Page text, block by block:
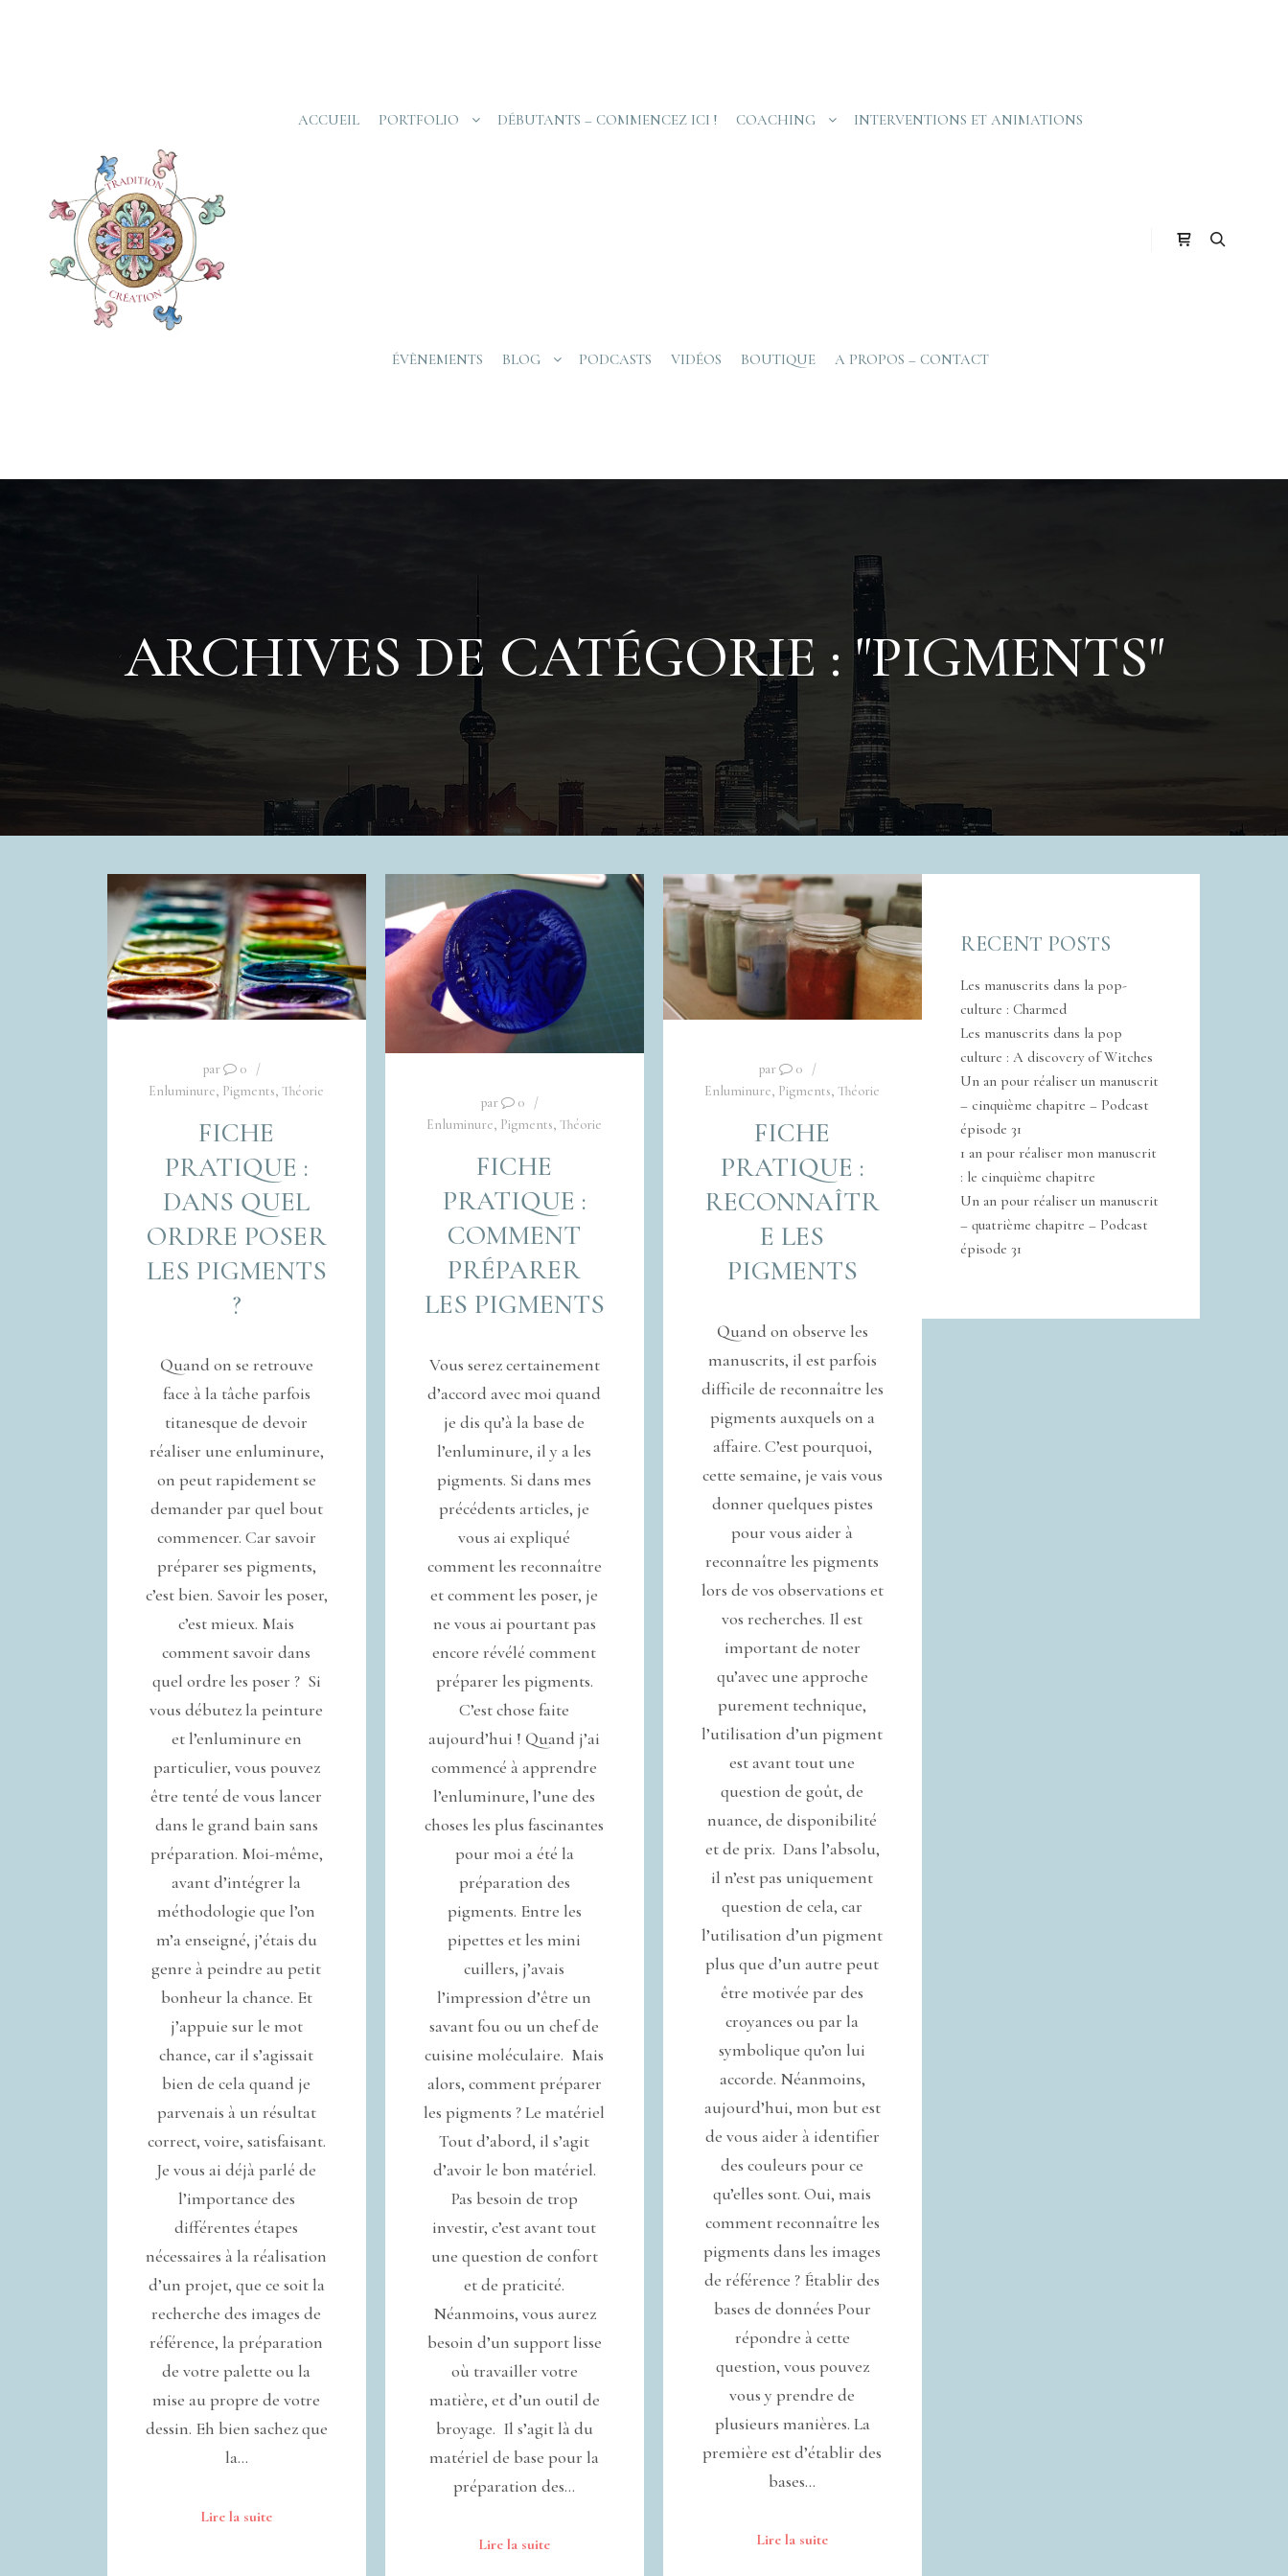
ACCUEIL PORTFOLIO DÉBUTANTS – COMMENCEZ ICI ! COACHING INTERVENTIONS ET ANIMATIONS
ÉVÈNEMENTS BLOG PODCASTS VIDÉOS BOUTIQUE A PROPOS – CONTACT
ARCHIVES DE CATÉGORIE : "PIGMENTS"
par
0
Enluminure, Pigments,Théorie
FICHE
PRATIQUE :
DANS QUEL
ORDRE POSER
LES PIGMENTS
?
Quand on se retrouve
face à la tâche parfois
titanesque de devoir
réaliser une enluminure,
on peut rapidement se
demander par quel bout
commencer. Car savoir
préparer ses pigments,
c’est bien. Savoir les poser,
c’est mieux. Mais
comment savoir dans
quel ordre les poser ? Si
vous débutez la peinture
et l’enluminure en
particulier, vous pouvez
être tenté de vous lancer
dans le grand bain sans
préparation. Moi-même,
avant d’intégrer la
méthodologie que l’on
m’a enseigné, j’étais du
genre à peindre au petit
bonheur la chance. Et
j’appuie sur le mot
chance, car il s’agissait
bien de cela quand je
parvenais à un résultat
correct, voire, satisfaisant.
Je vous ai déjà parlé de
l’importance des
différentes étapes
nécessaires à la réalisation
d’un projet, que ce soit la
recherche des images de
référence, la préparation
de votre palette ou la
mise au propre de votre
dessin. Eh bien sachez que
la…
Lire la suite
par
0
Enluminure, Pigments,Théorie
FICHE
PRATIQUE :
COMMENT
PRÉPARER
LES PIGMENTS
Vous serez certainement
d’accord avec moi quand
je dis qu’à la base de
l’enluminure, il y a les
pigments. Si dans mes
précédents articles, je
vous ai expliqué
comment les reconnaître
et comment les poser, je
ne vous ai pourtant pas
encore révélé comment
préparer les pigments.
C’est chose faite
aujourd’hui ! Quand j’ai
commencé à apprendre
l’enluminure, l’une des
choses les plus fascinantes
pour moi a été la
préparation des
pigments. Entre les
pipettes et les mini
cuillers, j’avais
l’impression d’être un
savant fou ou un chef de
cuisine moléculaire. Mais
alors, comment préparer
les pigments ? Le matériel
Tout d’abord, il s’agit
d’avoir le bon matériel.
Pas besoin de trop
investir, c’est avant tout
une question de confort
et de praticité.
Néanmoins, vous aurez
besoin d’un support lisse
où travailler votre
matière, et d’un outil de
broyage. Il s’agit là du
matériel de base pour la
préparation des…
Lire la suite
par
0
Enluminure, Pigments,Théorie
FICHE
PRATIQUE :
RECONNAÎTR
E LES
PIGMENTS
Quand on observe les
manuscrits, il est parfois
difficile de reconnaître les
pigments auxquels on a
affaire. C’est pourquoi,
cette semaine, je vais vous
donner quelques pistes
pour vous aider à
reconnaître les pigments
lors de vos observations et
vos recherches. Il est
important de noter
qu’avec une approche
purement technique,
l’utilisation d’un pigment
est avant tout une
question de goût, de
nuance, de disponibilité
et de prix. Dans l’absolu,
il n’est pas uniquement
question de cela, car
l’utilisation d’un pigment
plus que d’un autre peut
être motivée par des
croyances ou par la
symbolique qu’on lui
accorde. Néanmoins,
aujourd’hui, mon but est
de vous aider à identifier
des couleurs pour ce
qu’elles sont. Oui, mais
comment reconnaître les
pigments dans les images
de référence ? Établir des
bases de données Pour
répondre à cette
question, vous pouvez
vous y prendre de
plusieurs manières. La
première est d’établir des
bases…
Lire la suite
RECENT POSTS
Les manuscrits dans la pop-
culture : Charmed
Les manuscrits dans la pop
culture : A discovery of Witches
Un an pour réaliser un manuscrit
– cinquième chapitre – Podcast
épisode 31
1 an pour réaliser mon manuscrit
: le cinquième chapitre
Un an pour réaliser un manuscrit
– quatrième chapitre – Podcast
épisode 31